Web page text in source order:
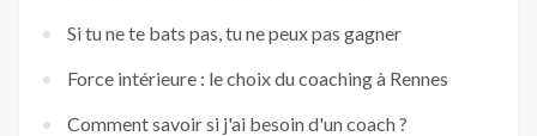
Si tu ne te bats pas, tu ne peux pas gagner
Force intérieure : le choix du coaching à Rennes
Comment savoir si j'ai besoin d'un coach ?